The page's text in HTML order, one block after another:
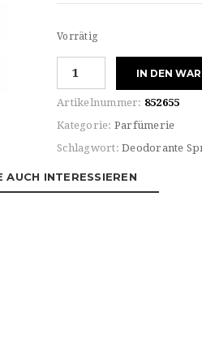
Vorrätig
DEODORANT
SPRAY
Menge
IN DEN
Artikelnummer: 852655
Kategorie: Parfümerie
Schlagwort: Deodorante
AUCH INTERESSIEREN